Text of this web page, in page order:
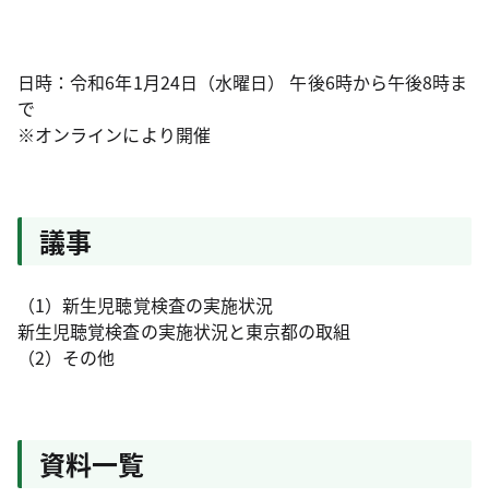
日時：令和6年1月24日（水曜日） 午後6時から午後8時ま
で
※オンラインにより開催
議事
（1）新生児聴覚検査の実施状況
新生児聴覚検査の実施状況と東京都の取組
（2）その他
資料一覧